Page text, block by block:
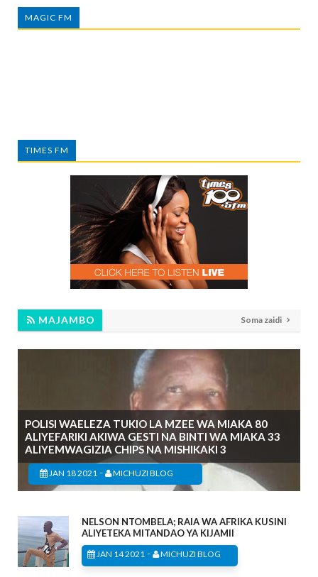
MAGIC FM
TIMES FM
MAJAMBO Soma zaidi
POLISI WAELEZA TUKIO LA MZEE WA MIAKA 80
ALIYEFARIKI AKIWA GESTI NA BINTI WA MIAKA 33
ALIYEMWAGIZIA CHIPS NA MISHIKAKI 3
JAN 18 2021 - MICHUZI BLOG
NELSON NTOMBELA; RAIA WA AFRIKA KUSINI
ALIYETEKA MITANDAO YA KIJAMII
JAN 14 2021 - MICHUZI BLOG